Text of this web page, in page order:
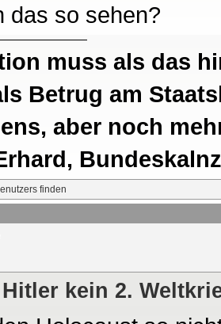
das so sehen?
muss als das
Betrug am
aber noch
kein 2.